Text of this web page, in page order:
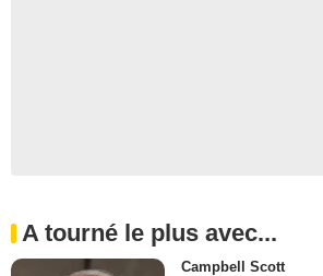
A tourné le plus avec...
Campbell Scott